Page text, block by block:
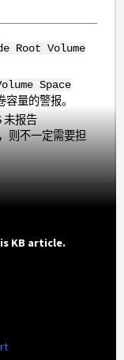
Root Volume
Space
量的警报。
未报告
则不一定需要担
KB article.